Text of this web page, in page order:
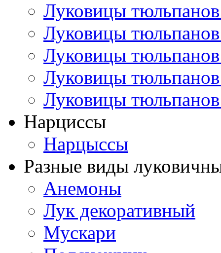
Луковицы
Луковицы
Луковицы
Луковицы
Луковицы
Нарциссы
Нарцыссы
Разные виды
Анемоны
Лук декоративный
Мускари